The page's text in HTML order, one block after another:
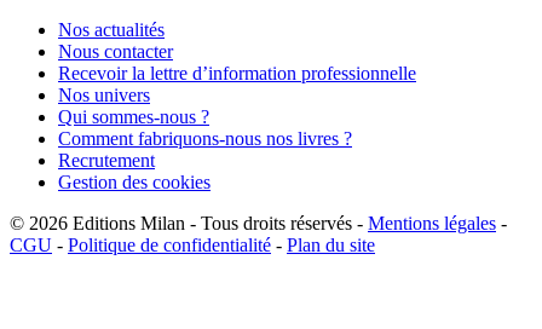
Nos actualités
Nous contacter
Recevoir la lettre d’information professionnelle
Nos univers
Qui sommes-nous ?
Comment fabriquons-nous nos livres ?
Recrutement
Gestion des cookies
© 2026 Editions Milan - Tous droits réservés - Mentions légales -
CGU - Politique de confidentialité - Plan du site